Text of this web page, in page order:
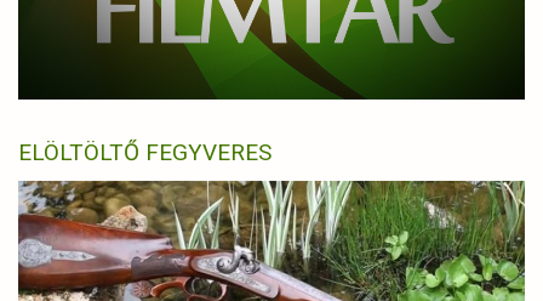
ELÖLTÖLTŐ FEGYVERES